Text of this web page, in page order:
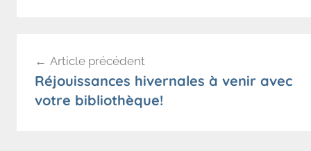
de
l’article
Article précédent
Réjouissances hivernales à venir avec
votre bibliothèque!